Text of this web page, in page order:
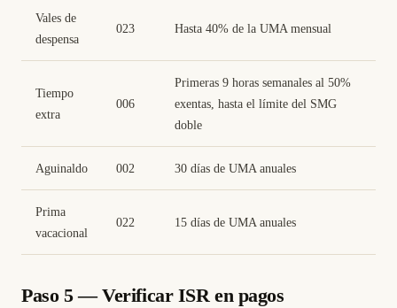
Vales de
despensa
023 Hasta 40% de la UMA mensual
Tiempo
extra
006
Primeras 9 horas semanales al 50%
exentas, hasta el límite del SMG
doble
Aguinaldo 002 30 días de UMA anuales
Prima
vacacional
022 15 días de UMA anuales
Paso 5 — Verificar ISR en pagos